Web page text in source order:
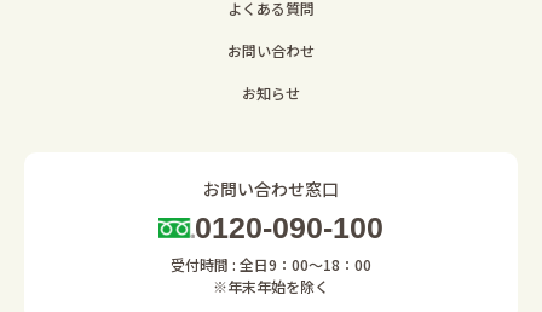
よくある質問
お問い合わせ
お知らせ
お問い合わせ窓口
0120-090-100
受付時間 : 全日9：00～18：00
※年末年始を除く